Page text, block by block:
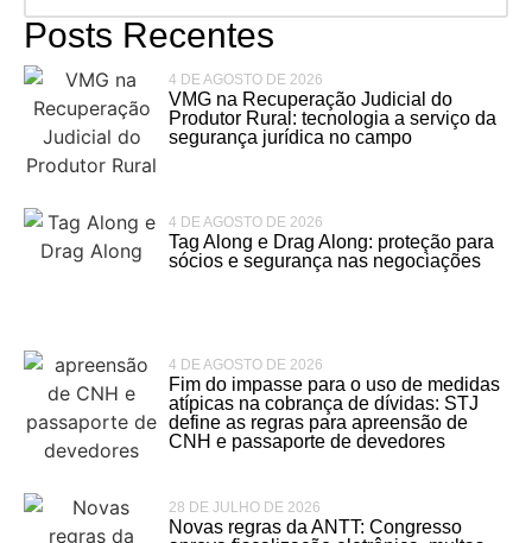
Posts Recentes
4 DE AGOSTO DE 2026
VMG na Recuperação Judicial do
Produtor Rural: tecnologia a serviço da
segurança jurídica no campo
4 DE AGOSTO DE 2026
Tag Along e Drag Along: proteção para
sócios e segurança nas negociações
4 DE AGOSTO DE 2026
Fim do impasse para o uso de medidas
atípicas na cobrança de dívidas: STJ
define as regras para apreensão de
CNH e passaporte de devedores
28 DE JULHO DE 2026
Novas regras da ANTT: Congresso